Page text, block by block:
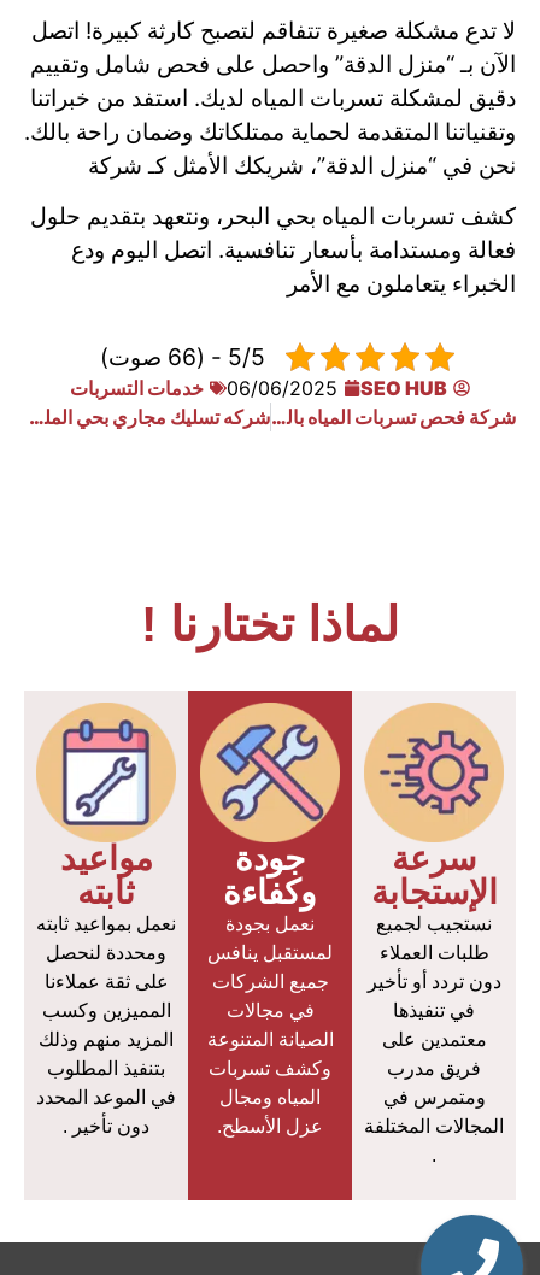
لا تدع مشكلة صغيرة تتفاقم لتصبح كارثة كبيرة! اتصل
الآن بـ “منزل الدقة” واحصل على فحص شامل وتقييم
دقيق لمشكلة تسربات المياه لديك. استفد من خبراتنا
وتقنياتنا المتقدمة لحماية ممتلكاتك وضمان راحة بالك.
نحن في “منزل الدقة”، شريكك الأمثل كـ شركة
كشف تسربات المياه بحي البحر، ونتعهد بتقديم حلول
فعالة ومستدامة بأسعار تنافسية. اتصل اليوم ودع
الخبراء يتعاملون مع الأمر
5/5 - (66 صوت)
SEO HUB
06/06/2025
خدمات التسربات
شركة فحص تسربات المياه بالطائف
شركه تسليك مجاري بحي الملك فهد الرياض
لماذا تختارنا !
سرعة
الإستجابة
نستجيب لجميع
طلبات العملاء
دون تردد أو تأخير
في تنفيذها
معتمدين على
فريق مدرب
ومتمرس في
المجالات المختلفة
.
جودة
وكفاءة
نعمل بجودة
لمستقبل ينافس
جميع الشركات
في مجالات
الصيانة المتنوعة
وكشف تسربات
المياه ومجال
عزل الأسطح.
مواعيد
ثابته
نعمل بمواعيد ثابته
ومحددة لنحصل
على ثقة عملاءنا
المميزين وكسب
المزيد منهم وذلك
بتنفيذ المطلوب
في الموعد المحدد
دون تأخير .